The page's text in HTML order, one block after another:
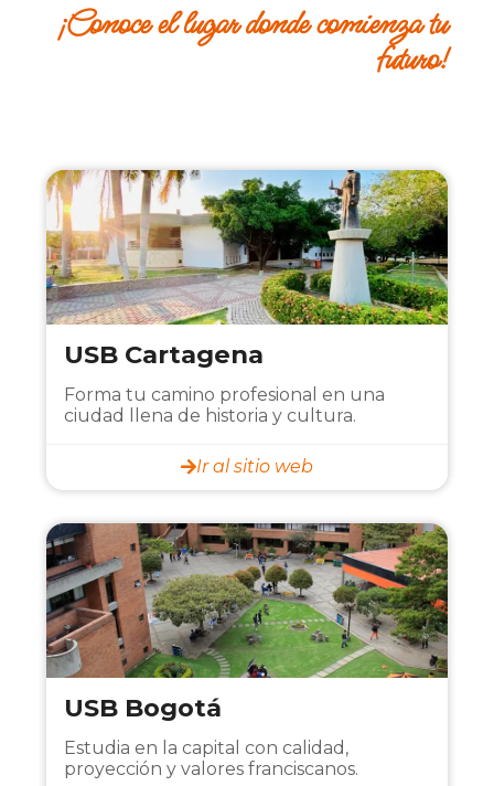
¡Conoce el lugar donde comienza tu
futuro!
USB Cartagena
Forma tu camino profesional en una
ciudad llena de historia y cultura.
Ir al sitio web
USB Bogotá
Estudia en la capital con calidad,
proyección y valores franciscanos.